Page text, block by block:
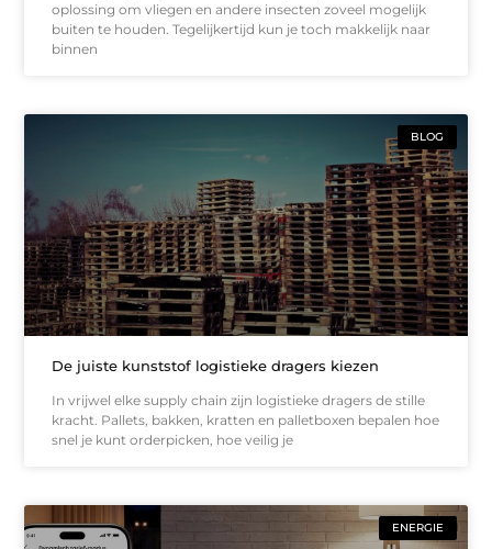
oplossing om vliegen en andere insecten zoveel mogelijk
buiten te houden. Tegelijkertijd kun je toch makkelijk naar
binnen
BLOG
De juiste kunststof logistieke dragers kiezen
In vrijwel elke supply chain zijn logistieke dragers de stille
kracht. Pallets, bakken, kratten en palletboxen bepalen hoe
snel je kunt orderpicken, hoe veilig je
ENERGIE